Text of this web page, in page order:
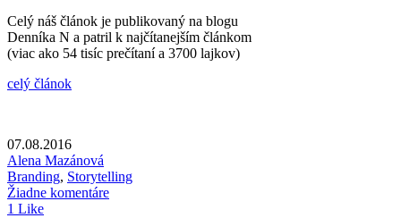
Celý náš článok je publikovaný na blogu
Denníka N a patril k najčítanejším článkom
(viac ako 54 tisíc prečítaní a 3700 lajkov)
celý článok
07.08.2016
Alena Mazánová
Branding, Storytelling
Žiadne komentáre
1 Like